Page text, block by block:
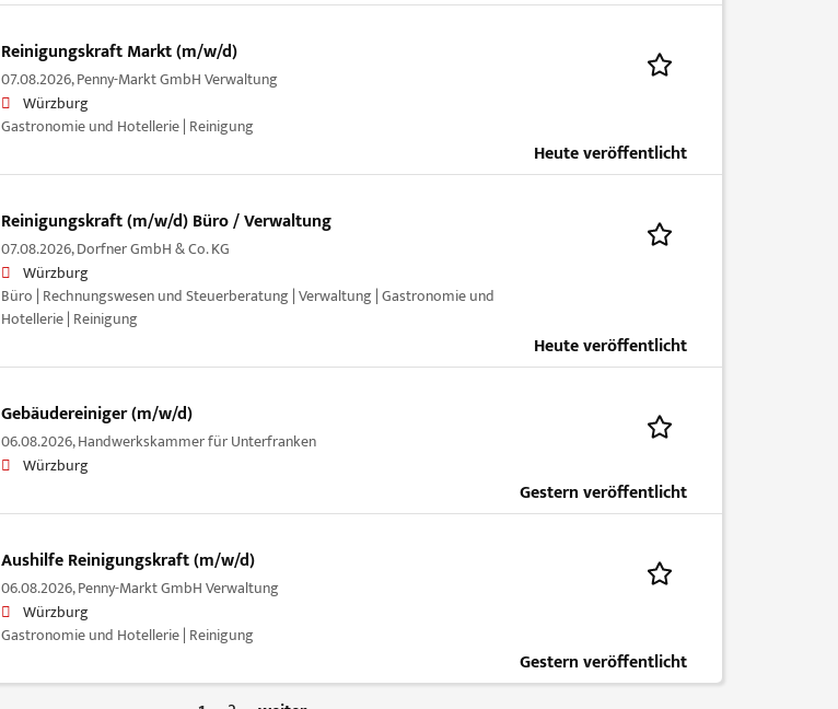
Reinigungskraft Markt (m/w/d)
07.08.2026,Penny-Markt GmbH Verwaltung
Würzburg
Gastronomie und Hotellerie | Reinigung
Heute veröffentlicht
Reinigungskraft (m/w/d) Büro / Verwaltung
07.08.2026,Dorfner GmbH & Co. KG
Würzburg
Büro | Rechnungswesen und Steuerberatung | Verwaltung | Gastronomie und
Hotellerie | Reinigung
Heute veröffentlicht
Gebäudereiniger (m/w/d)
06.08.2026,Handwerkskammer für Unterfranken
Würzburg
Gestern veröffentlicht
Aushilfe Reinigungskraft (m/w/d)
06.08.2026,Penny-Markt GmbH Verwaltung
Würzburg
Gastronomie und Hotellerie | Reinigung
Gestern veröffentlicht